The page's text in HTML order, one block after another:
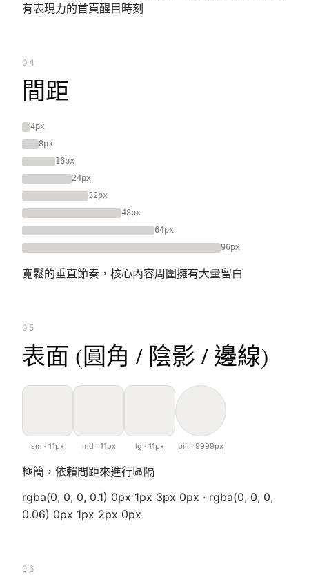
有表現力的首頁醒目時刻
04
間距
4px
8px
16px
24px
32px
48px
64px
96px
寬鬆的垂直節奏，核心內容周圍擁有大量留白
05
表面 (圓角 / 陰影 / 邊線)
sm · 11px md · 11px lg · 11px pill · 9999px
極簡，依賴間距來進行區隔
rgba(0, 0, 0, 0.1) 0px 1px 3px 0px · rgba(0, 0, 0,
0.06) 0px 1px 2px 0px
06